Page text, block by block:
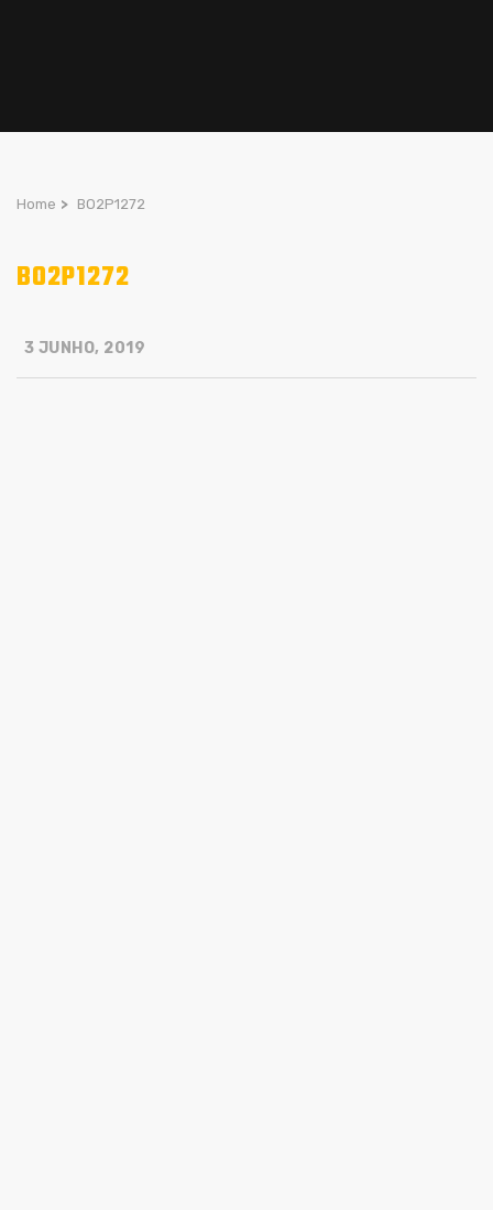
Home > BO2P1272
BO2P1272
3 JUNHO, 2019